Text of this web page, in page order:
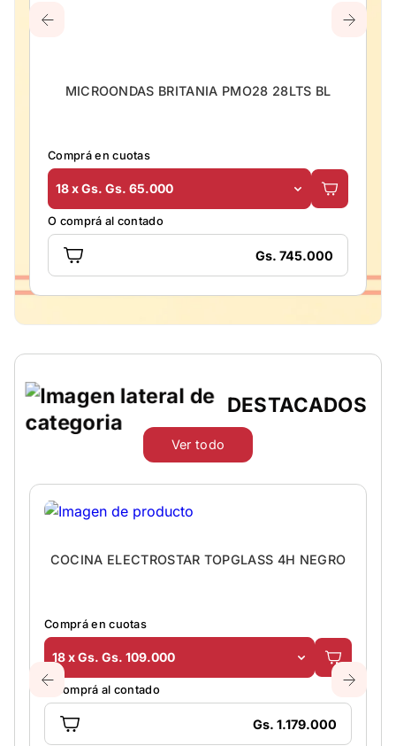
MICROONDAS BRITANIA PMO28 28LTS BL
Comprá en cuotas
18 x Gs. Gs. 65.000
O comprá al contado
Gs. 745.000
DESTACADOS
Ver todo
COCINA ELECTROSTAR TOPGLASS 4H NEGRO
Comprá en cuotas
18 x Gs. Gs. 109.000
O comprá al contado
Gs. 1.179.000